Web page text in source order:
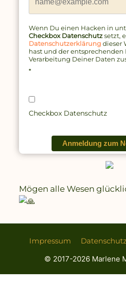
Wenn Du einen Hacken in
Checkbox Datenschutzsetzt,
Datenschutzerklärungdieser
hast und der entsprechenden
Verarbeitung Deiner Daten
*
Checkbox Datenschutz
Anmeldung zum
Mögen alle Wesen
Impressum
© 2017-2026 Marlene